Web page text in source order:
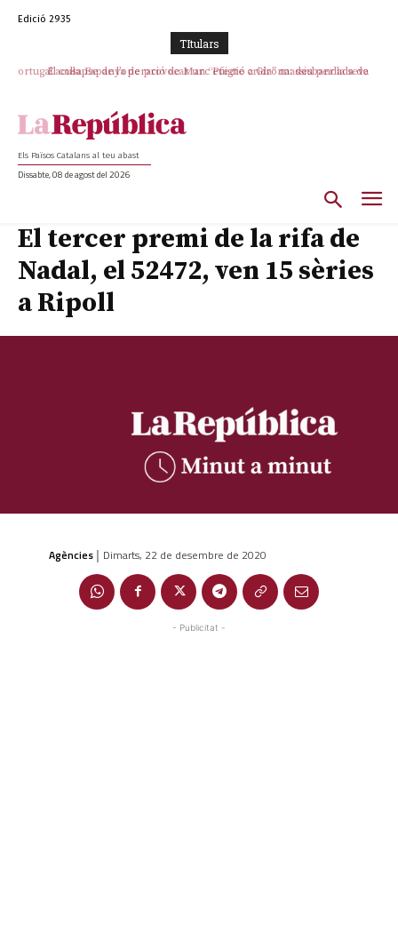
Edició 2935
TItulars
Portugal acusa Espanya de provocar un “efecte crida” massiu per la seva
El col·lapse de l’operació de Marc Puigtió a Girona: desbandada de
Els Països Catalans al teu abast
Dissabte, 08 de agost del 2026
El tercer premi de la rifa de
Nadal, el 52472, ven 15 sèries
a Ripoll
Agències | Dimarts, 22 de desembre de 2020
- Publicitat -